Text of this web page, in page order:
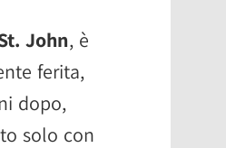
John, è
ferita,
dopo,
solo con